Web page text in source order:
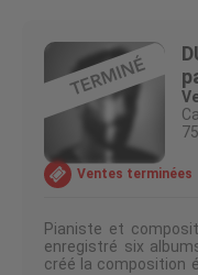
Ventes terminées
Pianiste et
enregistré six
créé la composition